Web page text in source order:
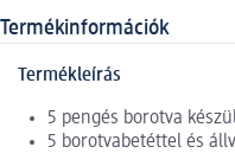
Termékinformációk
Termékleírás
5 pengés borotva
5 borotvabetéttel és